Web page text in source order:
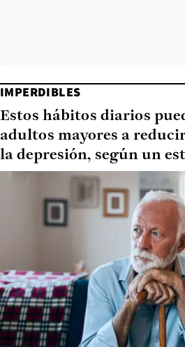
IMPERDIBLES
Estos hábitos diarios
adultos mayores a
la depresión, según un